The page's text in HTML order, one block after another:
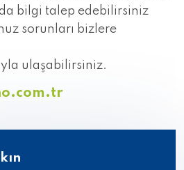
bilgi talep edebilirsiniz
sorunları bizlere
ulaşabilirsiniz.